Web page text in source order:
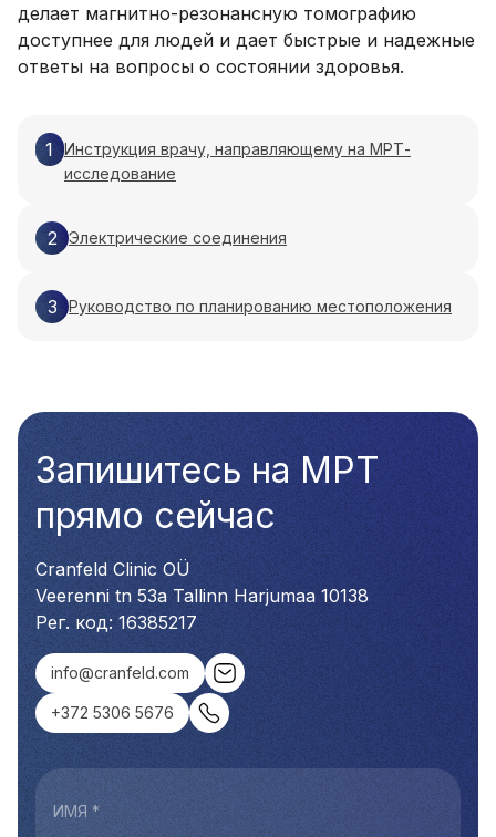
делает магнитно-резонансную томографию
доступнее для людей и дает быстрые и надежные
ответы на вопросы о состоянии здоровья.
1 Инструкция врачу, направляющему на МРТ-
исследование
2 Электрические соединения
3 Руководство по планированию местоположения
Запишитесь на МРТ
прямо сейчас
Cranfeld Clinic OÜ
Veerenni tn 53a Tallinn Harjumaa 10138
Рег. код: 16385217
info@cranfeld.com
+372 5306 5676
ИМЯ *